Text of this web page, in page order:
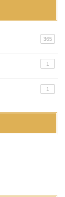
365
1
1